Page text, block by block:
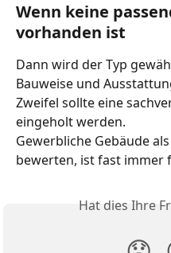
Wenn keine
vorhanden ist
Dann wird der Typ
Bauweise und
Zweifel sollte eine
eingeholt werden.
Gewerbliche Gebäude
bewerten, ist fast immer
Hat dies Ihre